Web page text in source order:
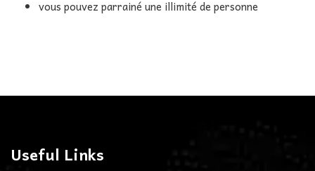
vous pouvez parrainé une illimité de personne
Useful Links